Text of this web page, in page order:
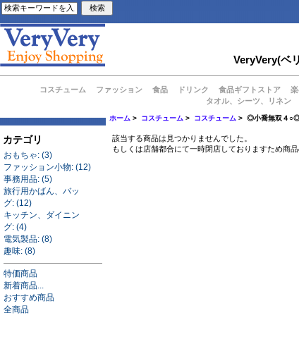
VeryVery(ベ
コスチューム ファッション 食品 ドリンク 食品ギフトストア
タオル、シーツ、リネン
カテゴリ
おもちゃ: (3)
ファッション小物: (12)
事務用品: (5)
旅行用かばん、バッ
グ: (12)
キッチン、ダイニン
グ: (4)
電気製品: (8)
趣味: (8)
特価商品
新着商品...
おすすめ商品
全商品
ホーム > コスチューム > コスチューム > ◎小喬無双４○◎
該当する商品は見つかりませんでした。
もしくは店舗都合にて一時閉店しておりますため商